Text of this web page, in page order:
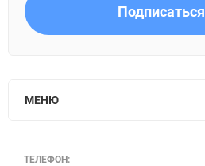
Подписаться
МЕНЮ
ТЕЛЕФОН: